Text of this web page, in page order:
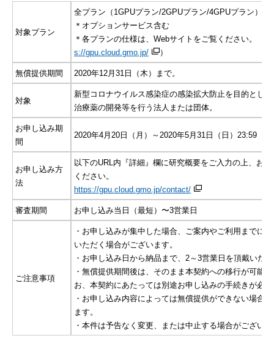
対象プラン
全プラン（1GPUプラン/2GPUプラン/4GPUプラン）
＊オプションサービス含む
＊各プランの仕様は、Webサイトをご覧ください。（
s://gpu.cloud.gmo.jp/
）
無償提供期間 2020年12月31日（木）まで。
対象
新型コロナウイルス感染症の感染拡大防止を目的とし
治療薬の開発等を行う法人または団体。
お申し込み期
間
2020年4月20日（月）～2020年5月31日（日）23:59
お申し込み方
法
以下のURL内『詳細』欄に研究概要をご入力の上、お
ください。
https://gpu.cloud.gmo.jp/contact/
審査期間 お申し込み当日（最短）〜3営業日
ご注意事項
・お申し込みが集中した場合、ご案内やご利用までに
いただく場合がございます。
・お申し込み日から納品まで、2～3営業日を頂戴いた
・無償提供期間後は、そのまま本契約への移行が可能
お、本契約にあたっては別途お申し込みの手続きが必
・お申し込み内容によっては無償提供ができない場合
ます。
・本件は予告なく変更、または中止する場合がござい